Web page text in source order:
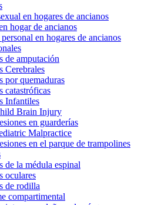
en hogares de ancianos
hogar de ancianos
en hogares de ancianos
de amputación
Cerebrales
por quemaduras
catastróficas
Infantiles
Brain Injury
en guarderías
Malpractice
en el parque de trampolines
de la médula espinal
oculares
de rodilla
compartimental